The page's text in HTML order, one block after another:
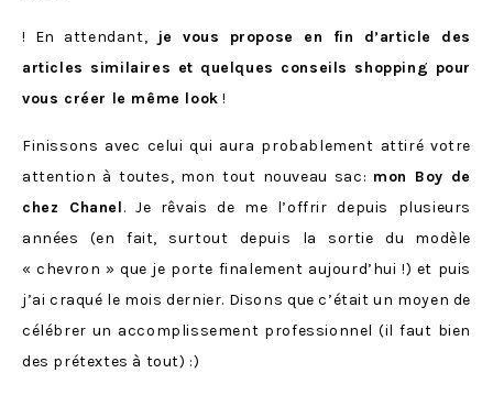
! En attendant,
je vous propose en fin d’article des
articles similaires et quelques conseils shopping pour
vous créer le même look !
Finissons avec celui qui aura probablement attiré votre
attention à toutes, mon tout nouveau sac: mon Boy de
chez Chanel. Je rêvais de me l’offrir depuis plusieurs
années (en fait, surtout depuis la sortie du modèle
« chevron » que je porte finalement aujourd’hui !) et puis
j’ai craqué le mois dernier. Disons que c’était un moyen de
célébrer un accomplissement professionnel (il faut bien
des prétextes à tout) :)